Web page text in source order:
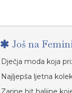
Još na
Dječja moda koja
Najljepša ljetna